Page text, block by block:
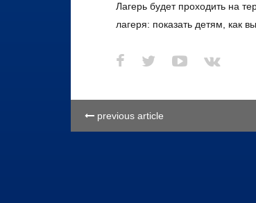
Лагерь будет проходить на
лагеря: показать детям, как
previous article